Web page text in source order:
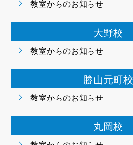
教室からのお知らせ
大野校
教室からのお知らせ
勝山元町校
教室からのお知らせ
丸岡校